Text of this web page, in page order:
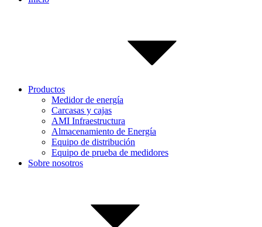
Productos
Medidor de energía
Carcasas y cajas
AMI Infraestructura
Almacenamiento de Energía
Equipo de distribución
Equipo de prueba de medidores
Sobre nosotros